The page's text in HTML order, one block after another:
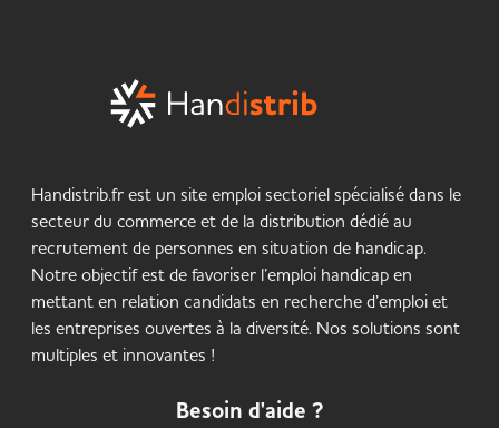
Handistrib.fr est un site emploi sectoriel spécialisé dans le
secteur du commerce et de la distribution dédié au
recrutement de personnes en situation de handicap.
Notre objectif est de favoriser l’emploi handicap en
mettant en relation candidats en recherche d’emploi et
les entreprises ouvertes à la diversité. Nos solutions sont
multiples et innovantes !
Besoin d'aide ?